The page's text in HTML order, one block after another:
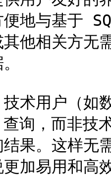
便地与基于
他相关方无
术用户（如
询，而非技
果。这样无
加易用和高